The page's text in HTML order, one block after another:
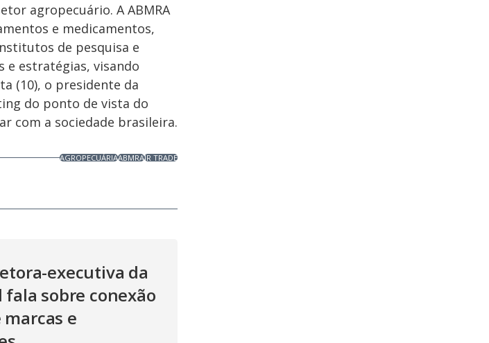
agropecuário. A ABMRA
e medicamentos,
de pesquisa e
e estratégias, visando
(10), o presidente da
do ponto de vista do
com a sociedade brasileira.
AGROPECUÁRIAABMRAJR TRADE
executiva da
sobre conexão
e